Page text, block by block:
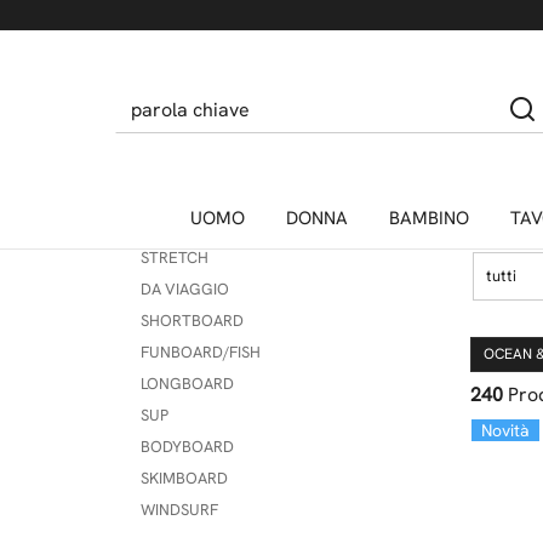
UOMO DONNA BAMBINO
Home ACCESSORI
SACCHE
TRIPLE/QUADRUPLE
STRETCH
DA VIAGGIO
SHORTBOARD
FUNBOARD/FISH
LONGBOARD
SUP
BODYBOARD
SKIMBOARD
WINDSURF
SEX
HUMPS
Top
Taglie
tutti
OCEAN
240
Novità